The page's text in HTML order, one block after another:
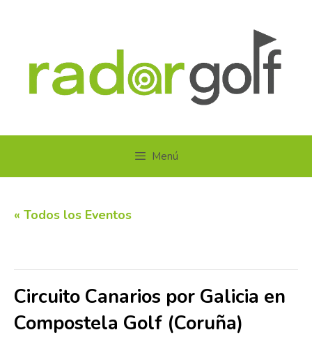
Menú
« Todos los Eventos
Circuito Canarios por Galicia en
Compostela Golf (Coruña)